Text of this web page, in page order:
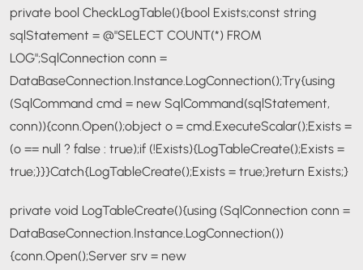
private bool CheckLogTable(){bool Exists;const string
sqlStatement = @"SELECT COUNT(*) FROM
LOG";SqlConnection conn =
DataBaseConnection.Instance.LogConnection();Try{using
(SqlCommand cmd = new SqlCommand(sqlStatement,
conn)){conn.Open();object o = cmd.ExecuteScalar();Exists =
(o == null ? false : true);if (!Exists){LogTableCreate();Exists =
true;}}}Catch{LogTableCreate();Exists = true;}return Exists;}
private void LogTableCreate(){using (SqlConnection conn =
DataBaseConnection.Instance.LogConnection())
{conn.Open();Server srv = new